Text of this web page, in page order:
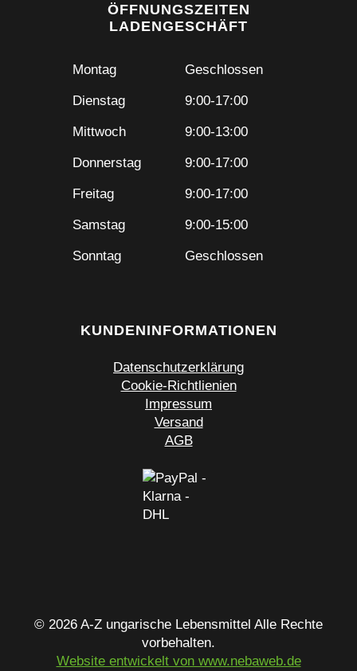
ÖFFNUNGSZEITEN
LADENGESCHÄFT
Montag Geschlossen
Dienstag 9:00-17:00
Mittwoch 9:00-13:00
Donnerstag 9:00-17:00
Freitag 9:00-17:00
Samstag 9:00-15:00
Sonntag Geschlossen
KUNDENINFORMATIONEN
Datenschutzerklärung
Cookie-Richtlienien
Impressum
Versand
AGB
© 2026 A-Z ungarische Lebensmittel Alle Rechte
vorbehalten.
Website entwickelt von www.nebaweb.de